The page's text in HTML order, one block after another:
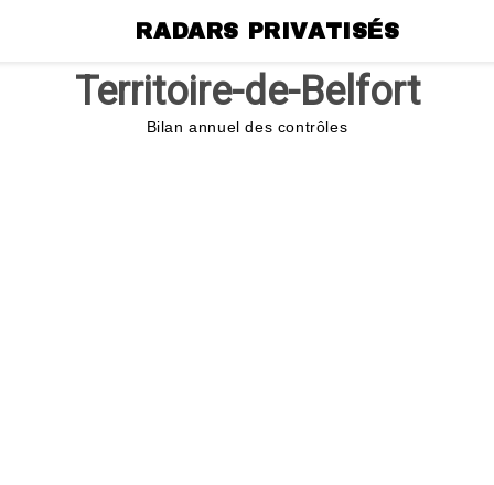
RADARS PRIVATISÉS
Territoire-de-Belfort
Bilan annuel des contrôles